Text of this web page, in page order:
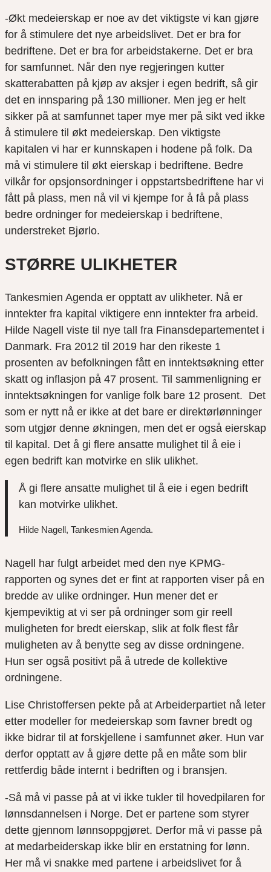
-Økt medeierskap er noe av det viktigste vi kan gjøre
for å stimulere det nye arbeidslivet. Det er bra for
bedriftene. Det er bra for arbeidstakerne. Det er bra
for samfunnet. Når den nye regjeringen kutter
skatterabatten på kjøp av aksjer i egen bedrift, så gir
det en innsparing på 130 millioner. Men jeg er helt
sikker på at samfunnet taper mye mer på sikt ved ikke
å stimulere til økt medeierskap. Den viktigste
kapitalen vi har er kunnskapen i hodene på folk. Da
må vi stimulere til økt eierskap i bedriftene. Bedre
vilkår for opsjonsordninger i oppstartsbedriftene har vi
fått på plass, men nå vil vi kjempe for å få på plass
bedre ordninger for medeierskap i bedriftene,
understreket Bjørlo.
STØRRE ULIKHETER
Tankesmien Agenda er opptatt av ulikheter. Nå er
inntekter fra kapital viktigere enn inntekter fra arbeid.
Hilde Nagell viste til nye tall fra Finansdepartementet i
Danmark. Fra 2012 til 2019 har den rikeste 1
prosenten av befolkningen fått en inntektsøkning etter
skatt og inflasjon på 47 prosent. Til sammenligning er
inntektsøkningen for vanlige folk bare 12 prosent. Det
som er nytt nå er ikke at det bare er direktørlønninger
som utgjør denne økningen, men det er også eierskap
til kapital. Det å gi flere ansatte mulighet til å eie i
egen bedrift kan motvirke en slik ulikhet.
Å gi flere ansatte mulighet til å eie i egen bedrift
kan motvirke ulikhet.
Hilde Nagell, Tankesmien Agenda.
Nagell har fulgt arbeidet med den nye KPMG-
rapporten og synes det er fint at rapporten viser på en
bredde av ulike ordninger. Hun mener det er
kjempeviktig at vi ser på ordninger som gir reell
muligheten for bredt eierskap, slik at folk flest får
muligheten av å benytte seg av disse ordningene.
Hun ser også positivt på å utrede de kollektive
ordningene.
Lise Christoffersen pekte på at Arbeiderpartiet nå leter
etter modeller for medeierskap som favner bredt og
ikke bidrar til at forskjellene i samfunnet øker. Hun var
derfor opptatt av å gjøre dette på en måte som blir
rettferdig både internt i bedriften og i bransjen.
-Så må vi passe på at vi ikke tukler til hovedpilaren for
lønnsdannelsen i Norge. Det er partene som styrer
dette gjennom lønnsoppgjøret. Derfor må vi passe på
at medarbeiderskap ikke blir en erstatning for lønn.
Her må vi snakke med partene i arbeidslivet for å